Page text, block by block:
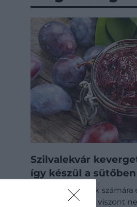
Szilvalekvár
így készül a sütőben
A késő nyár sokak
szilvalekvárral, ha viszont